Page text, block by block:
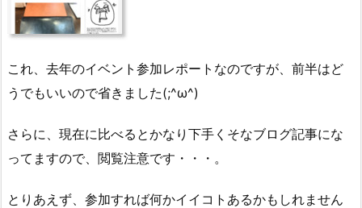
これ、去年のイベント参加レポートなのですが、前半はど
うでもいいので省きました(;^ω^)
さらに、現在に比べるとかなり下手くそなブログ記事にな
ってますので、閲覧注意です・・・。
とりあえず、参加すれば何かイイコトあるかもしれません